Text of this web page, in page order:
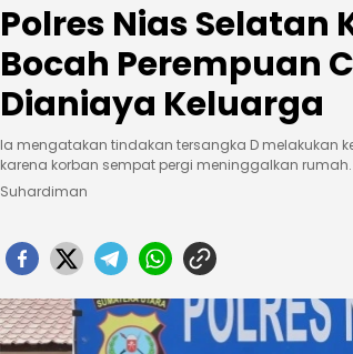
Polres Nias Selatan
Bocah Perempuan
Dianiaya Keluarga
Ia mengatakan tindakan tersangka D melakukan
karena korban sempat pergi meninggalkan rumah.
Suhardiman